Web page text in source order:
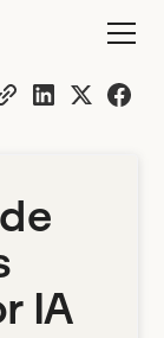
IA